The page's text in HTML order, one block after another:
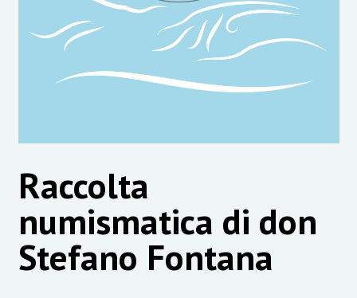
Raccolta
numismatica di don
Stefano Fontana